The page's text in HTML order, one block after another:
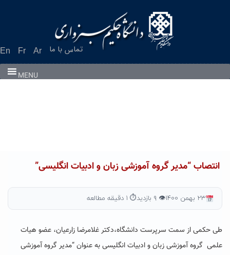
En Fr Ar تماس با ما
MENU
انتصاب “مدیر گروه آموزشی زبان و ادبیات انگلیسی”
۲۳ بهمن ۱۴۰۰ 👁 ۹ بازدید ⏱ ۱ دقیقه مطالعه
طی حکمی از سمت سرپرست دانشگاه،دکتر غلامرضا زارعیان، عضو هیات
علمی گروه آموزشی زبان و ادبیات انگلیسی به عنوان “مدیر گروه آموزشی